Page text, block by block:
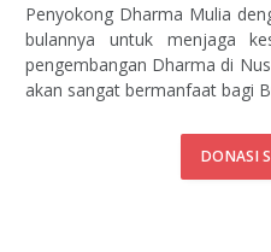
Penyokong Dharma Mulia
bulannya untuk menjaga
pengembangan Dharma di
akan sangat bermanfaat bagi
DONASI